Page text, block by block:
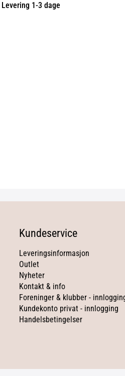
Levering 1-3 dage
Kundeservice
Leveringsinformasjon
Outlet
Nyheter
Kontakt & info
Foreninger & klubber -
Kundekonto privat - innlogging
Handelsbetingelser